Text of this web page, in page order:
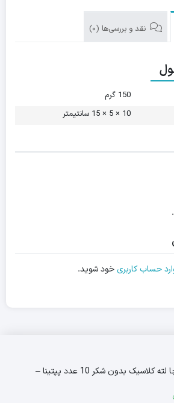
نقد و بررسی‌ها (0)
150 گرم
10 × 5 × 15 سانتیمتر
حساب کاربریخود شوید.
پودر چای ماچا لته کلاسیک بدون شکر 10 عدد پپتینا –